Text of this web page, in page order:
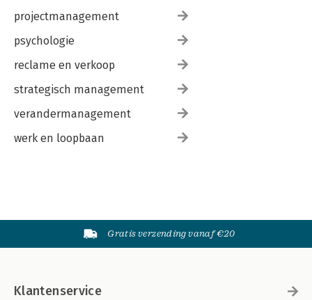
projectmanagement
psychologie
reclame en verkoop
strategisch management
verandermanagement
werk en loopbaan
Gratis verzending vanaf €20
Klantenservice